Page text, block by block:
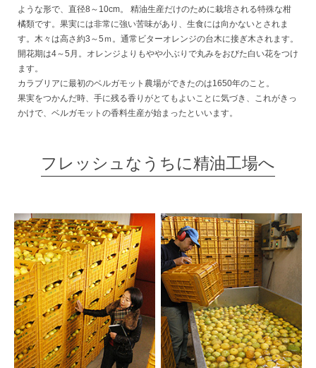
ような形で、直径8～10cm。 精油生産だけのために栽培される特殊な柑
橘類です。果実には非常に強い苦味があり、生食には向かないとされま
す。木々は高さ約3～5ｍ。通常ビターオレンジの台木に接ぎ木されます。
開花期は4～5月。オレンジよりもやや小ぶりで丸みをおびた白い花をつけ
ます。
カラブリアに最初のベルガモット農場ができたのは1650年のこと。
果実をつかんだ時、手に残る香りがとてもよいことに気づき、これがきっ
かけで、ベルガモットの香料生産が始まったといいます。
フレッシュなうちに精油工場へ